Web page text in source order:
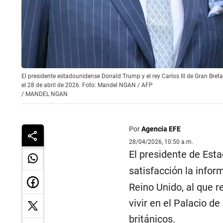
El presidente estadounidense Donald Trump y el rey Carlos III de Gran
el 28 de abril de 2026. Foto: Mandel NGAN / AFP
/ MANDEL NGAN
PorAgencia EFE
28/04/2026, 10:50 a.m.
El presidente de
satisfacción la
Reino Unido, al que
vivir en el Palacio
británicos.